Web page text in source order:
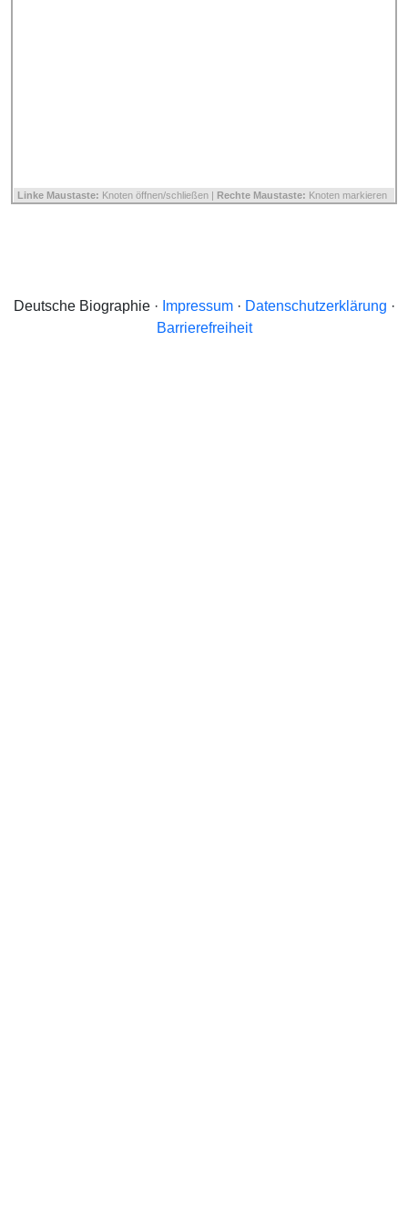
Linke Maustaste: Knoten öffnen/schließen | Rechte Maustaste: Knoten markieren
Deutsche Biographie · Impressum· Datenschutzerklärung ·
Barrierefreiheit